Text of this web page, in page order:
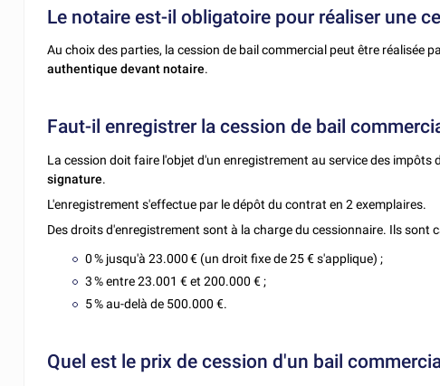
Le notaire est-il obligatoire pour réaliser une
Au choix des parties, la cession de bail commercial peut être réalisée
authentique devant notaire.
Faut-il enregistrer la cession de bail
La cession doit faire l'objet d'un enregistrement au service des impôts
signature.
L'enregistrement s'effectue par le dépôt du contrat en 2 exemplaires.
Des droits d'enregistrement sont à la charge du cessionnaire. Ils sont
0 % jusqu'à 23.000 € (un droit fixe de 25 € s'applique) ;
3 % entre 23.001 € et 200.000 € ;
5 % au-delà de 500.000 €.
Quel est le prix de cession d'un bail